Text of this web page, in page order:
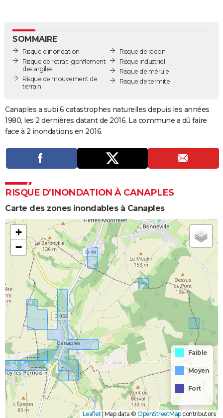
GUIDES D'ACHAT
BONS PLANS
CARTE DE VOEUX
Carte de Noël
Carte Bonne année
Carte Saint-Valentin
Carte Pâques
Carte d'anniversaire
Dictionnaire
Biographies
Citations
Expressions
Proverbes
PROGRAMME TV
COPAINS D'AVANT
S'inscrire
Se connecter
Lycées
Collèges
Primaires
Universités
Entreprises
Service militaire
Avis de recherche
AVIS DE DÉCÈS
Bricolage
Lifestyle
Culture
Sport
Auto
Television
Voyage
Cinema
SOMMAIRE
Risque d’inondation
Risque de retrait-gonflement
des argiles
Risque de mouvement de
terrain
Risque de radon
Risque industriel
Risque de mérule
Risque de termite
Canaples a subi 6 catastrophes naturelles depuis les années
1980, les 2 dernières datant de 2016. La commune a dû faire
face à 2 inondations en 2016.
RISQUE D’INONDATION À CANAPLES
Carte des zones inondables à Canaples
+
−
Faible
Moyen
Fort
Leaflet |Map data © OpenStreetMapcontributors